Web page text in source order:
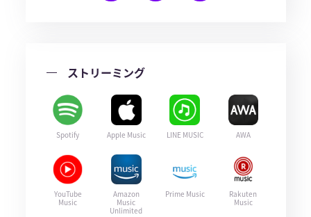
ストリーミング
Spotify Apple Music LINE MUSIC AWA
YouTube
Music
Amazon
Music
Unlimited
Prime Music
Rakuten
Music